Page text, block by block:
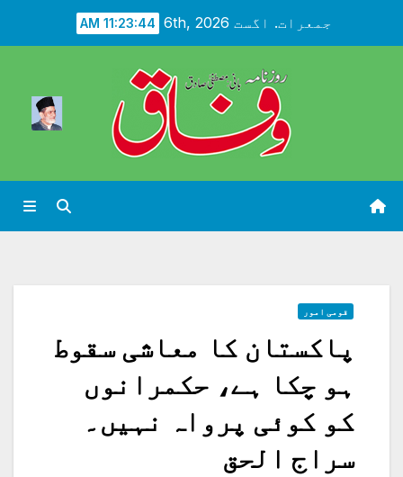
جمعرات. اگست 6th, 2026 11:23:45 AM
قومی امور
پاکستان کا معاشی سقوط
ہو چکا ہے، حکمرانوں
کو کوئی پرواہ نہیں۔
سراج الحق